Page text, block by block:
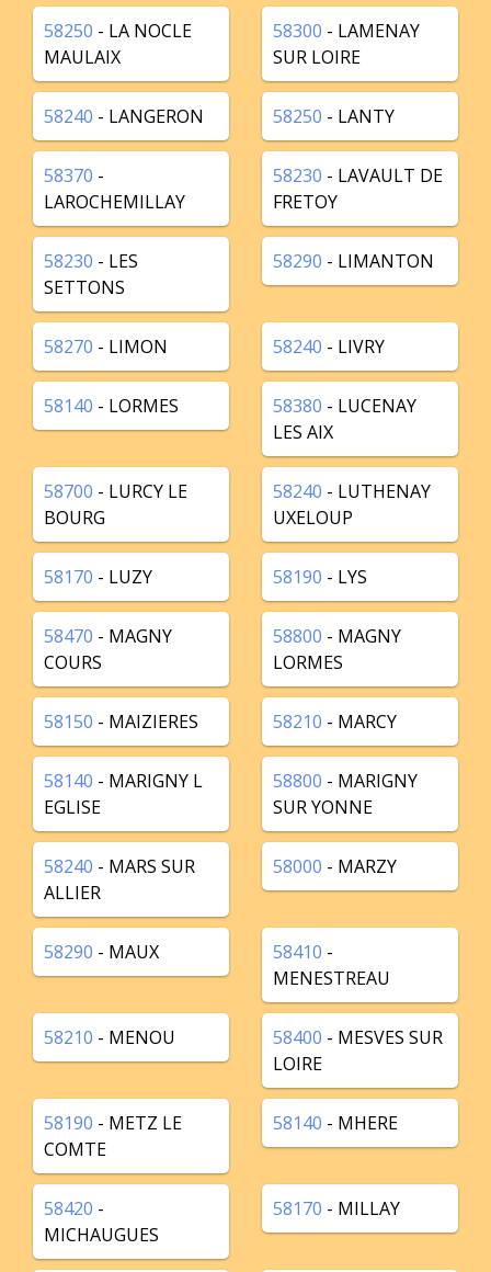
58250 - LA NOCLE
MAULAIX
58300 - LAMENAY
SUR LOIRE
58240 - LANGERON 58250 - LANTY
58370 -
LAROCHEMILLAY
58230 - LAVAULT DE
FRETOY
58230 - LES
SETTONS
58290 - LIMANTON
58270 - LIMON 58240 - LIVRY
58140 - LORMES 58380 - LUCENAY
LES AIX
58700 - LURCY LE
BOURG
58240 - LUTHENAY
UXELOUP
58170 - LUZY 58190 - LYS
58470 - MAGNY
COURS
58800 - MAGNY
LORMES
58150 - MAIZIERES 58210 - MARCY
58140 - MARIGNY L
EGLISE
58800 - MARIGNY
SUR YONNE
58240 - MARS SUR
ALLIER
58000 - MARZY
58290 - MAUX 58410 -
MENESTREAU
58210 - MENOU 58400 - MESVES SUR
LOIRE
58190 - METZ LE
COMTE
58140 - MHERE
58420 -
MICHAUGUES
58170 - MILLAY